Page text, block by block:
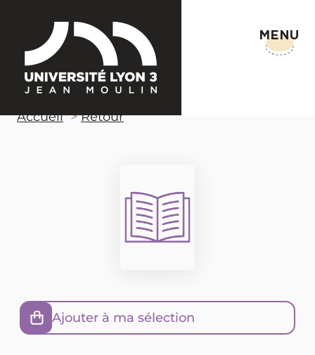
MENU
Accueil Retour
Ajouter à ma sélection